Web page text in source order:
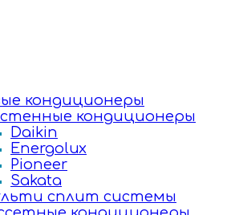
кондиционеры
кондиционеры
Daikin
Energolux
Pioneer
Sakata
сплит системы